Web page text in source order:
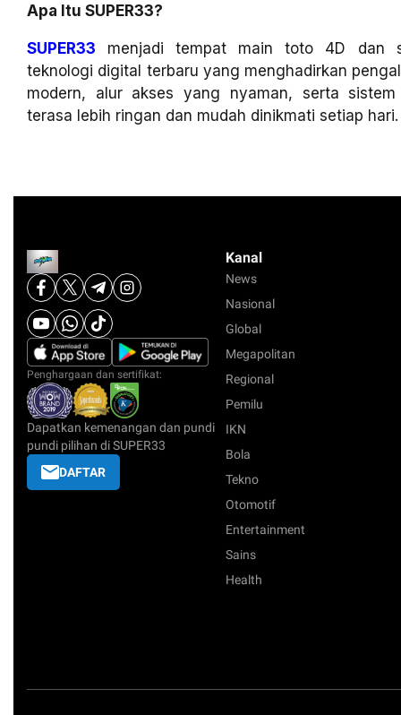
Apa Itu SUPER33?
SUPER33 menjadi tempat main toto 4D dan
teknologi digital terbaru yang menghadirkan
modern, alur akses yang nyaman, serta
terasa lebih ringan dan mudah dinikmati setiap hari.
Penghargaan dan sertifikat:
Dapatkan kemenangan dan pundi
pundi pilihan di SUPER33
DAFTAR
Kanal
News
Nasional
Global
Megapolitan
Regional
Pemilu
IKN
Bola
Tekno
Otomotif
Entertainment
Sains
Health